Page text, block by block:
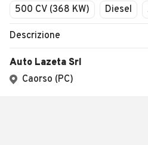
500 CV (368 KW)
Diesel
Descrizione
Auto Lazeta Srl
Caorso (PC)